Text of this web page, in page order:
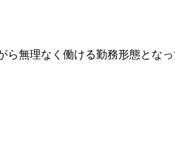
無理なく働ける勤務形態となっ